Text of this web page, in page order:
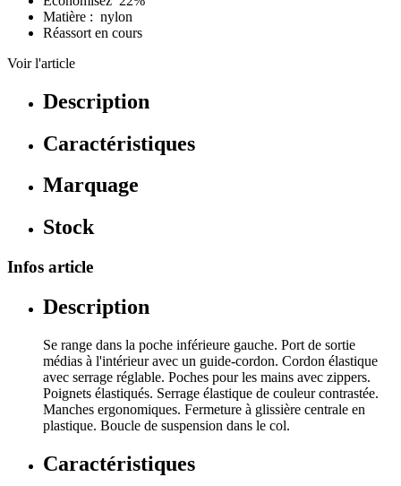
Matière : nylon
Réassort en cours
Voir l'article
Description
Caractéristiques
Marquage
Stock
Infos article
Description
Se range dans la poche inférieure gauche. Port de sortie
médias à l'intérieur avec un guide-cordon. Cordon élastique
avec serrage réglable. Poches pour les mains avec zippers.
Poignets élastiqués. Serrage élastique de couleur contrastée.
Manches ergonomiques. Fermeture à glissière centrale en
plastique. Boucle de suspension dans le col.
Caractéristiques